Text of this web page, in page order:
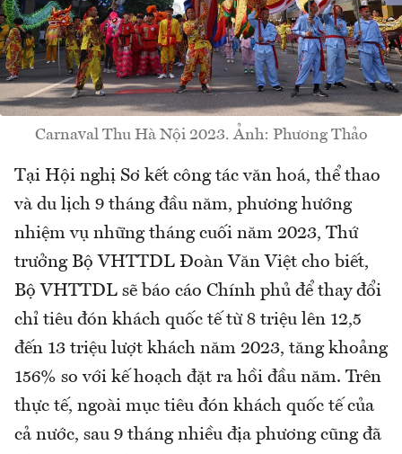
Carnaval Thu Hà Nội 2023. Ảnh: Phương Thảo
Tại Hội nghị Sơ kết công tác văn hoá, thể thao
và du lịch 9 tháng đầu năm, phương hướng
nhiệm vụ những tháng cuối năm 2023, Thứ
trưởng Bộ VHTTDL Đoàn Văn Việt cho biết,
Bộ VHTTDL sẽ báo cáo Chính phủ để thay đổi
chỉ tiêu đón khách quốc tế từ 8 triệu lên 12,5
đến 13 triệu lượt khách năm 2023, tăng khoảng
156% so với kế hoạch đặt ra hồi đầu năm. Trên
thực tế, ngoài mục tiêu đón khách quốc tế của
cả nước, sau 9 tháng nhiều địa phương cũng đã